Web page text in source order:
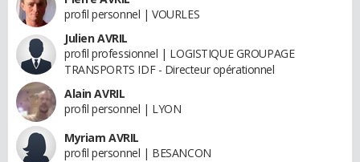
profil personnel | VOURLES
Julien AVRIL
profil professionnel | LOGISTIQUE GROUPAGE
TRANSPORTS IDF - Directeur opérationnel
Alain AVRIL
profil personnel | LYON
Myriam AVRIL
profil personnel | BESANCON